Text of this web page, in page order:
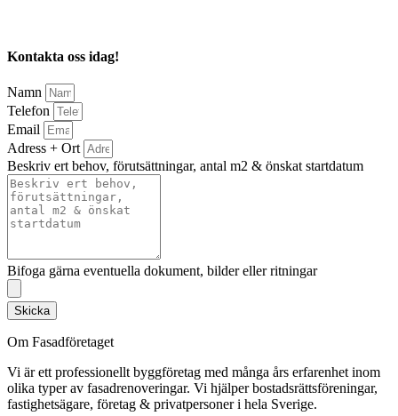
Kontakta oss idag!
Namn
Telefon
Email
Adress + Ort
Beskriv ert behov, förutsättningar, antal m2 & önskat startdatum
Bifoga gärna eventuella dokument, bilder eller ritningar
Skicka
Om Fasadföretaget
Vi är ett professionellt byggföretag med många års erfarenhet inom
olika typer av fasadrenoveringar. Vi hjälper bostadsrättsföreningar,
fastighetsägare, företag & privatpersoner i hela Sverige.